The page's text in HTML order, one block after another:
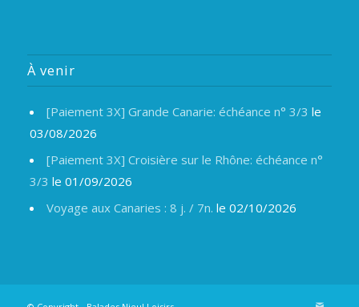
À venir
[Paiement 3X] Grande Canarie: échéance n° 3/3 le
03/08/2026
[Paiement 3X] Croisière sur le Rhône: échéance n°
3/3 le 01/09/2026
Voyage aux Canaries : 8 j. / 7n. le 02/10/2026